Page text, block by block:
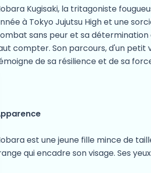
Kugisaki, la tritagoniste
à Tokyo Jujutsu High et une
sans peur et sa
compter. Son parcours, d'un petit
de sa résilience et de sa
est une jeune fille mince de
qui encadre son visage. Ses